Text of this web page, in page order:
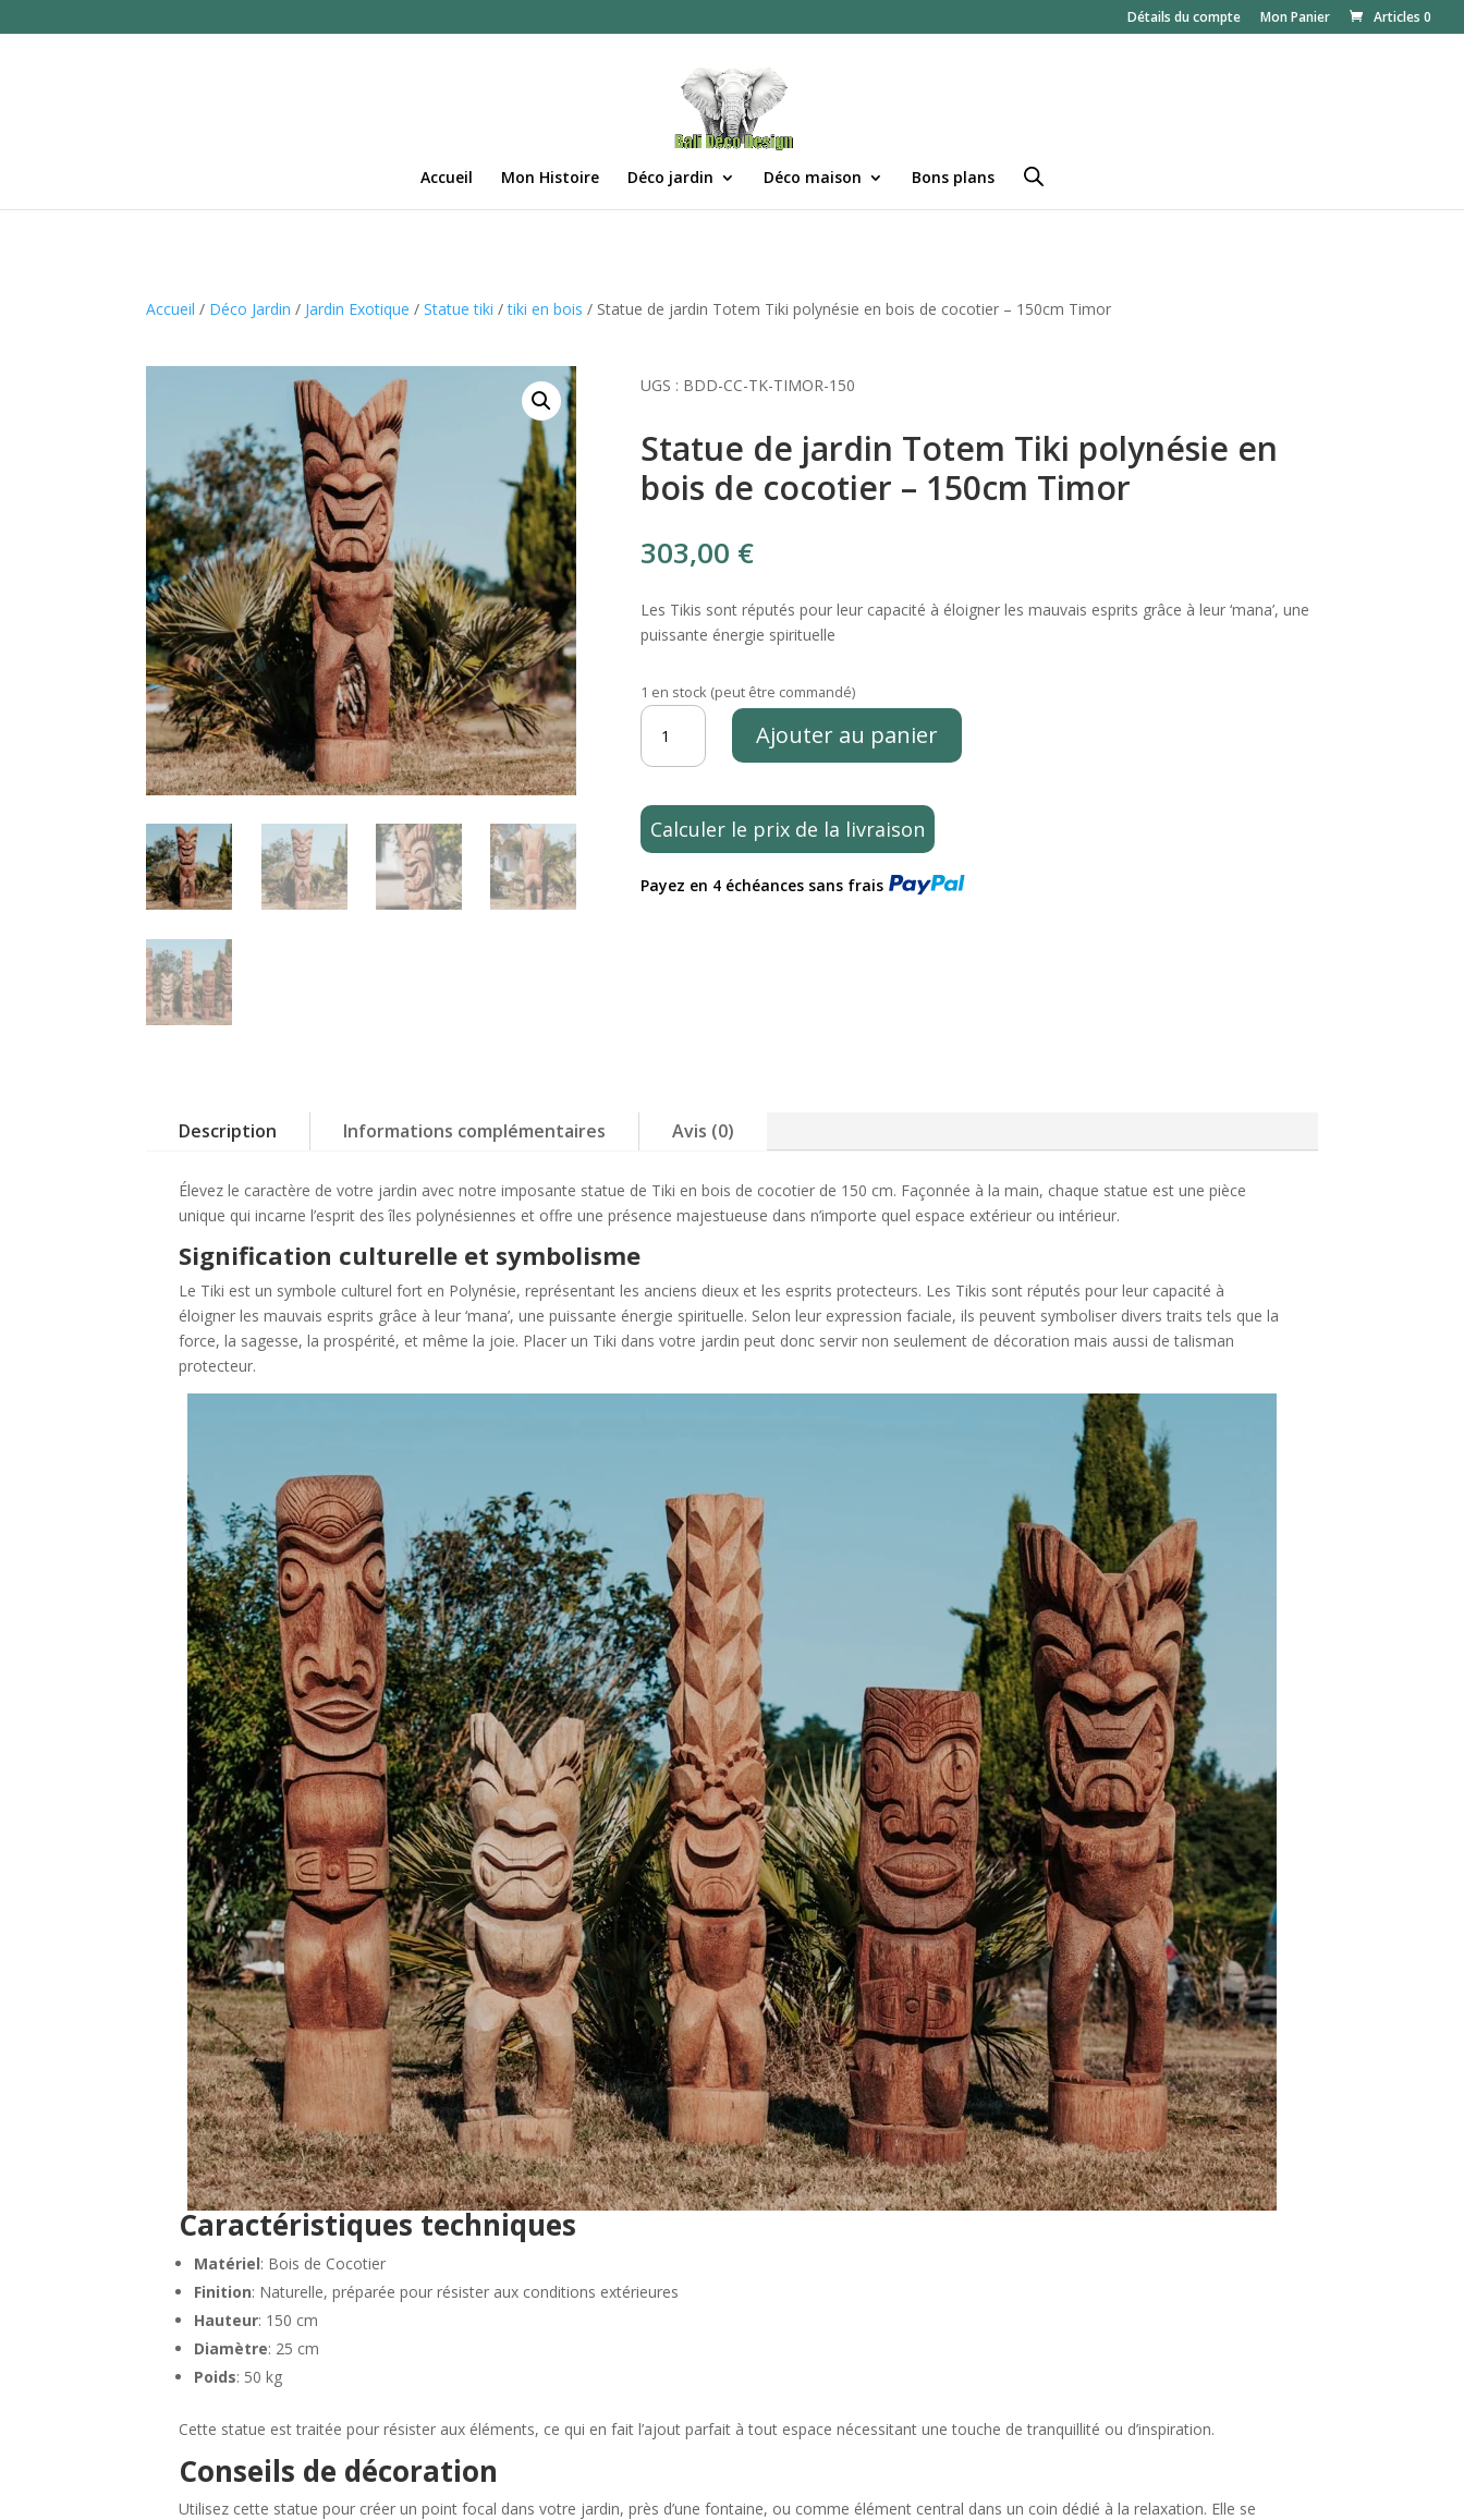
Détails du compte Mon Panier Articles 0
Accueil Mon Histoire Déco jardin Déco maison Bons plans
Accueil / Déco Jardin / Jardin Exotique /Statue tiki /tiki en bois / Statue de jardin Totem Tiki polynésie en bois de cocotier – 150cm Timor
UGS : BDD-CC-TK-TIMOR-150
Statue de jardin Totem Tiki polynésie en
bois de cocotier – 150cm Timor
303,00 €
Les Tikis sont réputés pour leur capacité à éloigner les mauvais esprits grâce à leur ‘mana’, une
puissante énergie spirituelle
1 en stock (peut être commandé)
quantité
Statue
jardin
Totem
polynésie
Ajouter au panier
Calculer le prix de la livraison
Payez en 4 échéances sans frais
Description Informations complémentaires Avis (0)
Élevez le caractère de votre jardin avec notre imposante statue de Tiki en bois de cocotier de 150 cm. Façonnée à la main, chaque statue est une pièce
unique qui incarne l’esprit des îles polynésiennes et offre une présence majestueuse dans n’importe quel espace extérieur ou intérieur.
Signification culturelle et symbolisme
Le Tiki est un symbole culturel fort en Polynésie, représentant les anciens dieux et les esprits protecteurs. Les Tikis sont réputés pour leur capacité à
éloigner les mauvais esprits grâce à leur ‘mana’, une puissante énergie spirituelle. Selon leur expression faciale, ils peuvent symboliser divers traits tels que la
force, la sagesse, la prospérité, et même la joie. Placer un Tiki dans votre jardin peut donc servir non seulement de décoration mais aussi de talisman
protecteur.
Caractéristiques techniques
Matériel: Bois de Cocotier
Finition: Naturelle, préparée pour résister aux conditions extérieures
Hauteur: 150 cm
Diamètre: 25 cm
Poids: 50 kg
Cette statue est traitée pour résister aux éléments, ce qui en fait l’ajout parfait à tout espace nécessitant une touche de tranquillité ou d’inspiration.
Conseils de décoration
Utilisez cette statue pour créer un point focal dans votre jardin, près d’une fontaine, ou comme élément central dans un coin dédié à la relaxation. Elle se